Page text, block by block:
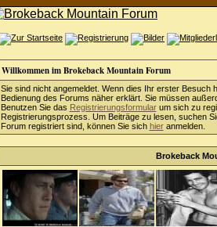
Willkommen im Brokeback Mountain Forum
Sie sind nicht angemeldet. Wenn dies Ihr erster Besuch
Bedienung des Forums näher erklärt. Sie müssen
Benutzen Sie das Registrierungsformularum sich zu
Registrierungsprozess. Um Beiträge zu lesen, suchen
Forum registriert sind, können Sie sich hieranmelden.
Brokeback